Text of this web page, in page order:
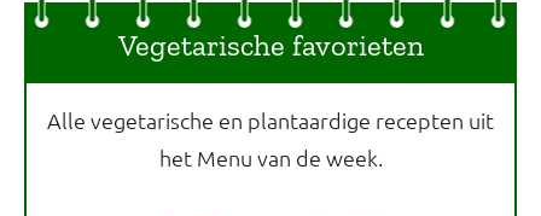
Vegetarische favorieten
Alle vegetarische en plantaardige recepten uit
het Menu van de week.